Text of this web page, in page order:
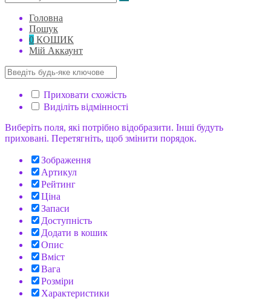
Головна
Пошук
0 КОШИК
Мій Аккаунт
Приховати схожість
Виділіть відмінності
Виберіть поля, які потрібно відобразити. Інші будуть
приховані. Перетягніть, щоб змінити порядок.
Зображення
Артикул
Рейтинг
Ціна
Запаси
Доступність
Додати в кошик
Опис
Вміст
Вага
Розміри
Характеристики